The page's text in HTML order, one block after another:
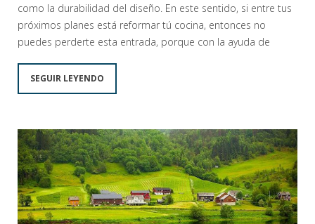
como la durabilidad del diseño. En este sentido, si entre tus
próximos planes está reformar tú cocina, entonces no
puedes perderte esta entrada, porque con la ayuda de
SEGUIR LEYENDO